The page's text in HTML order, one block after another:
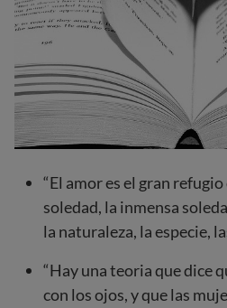
“El amor es el gran
soledad, la inmensa
la naturaleza, la especie,
“Hay una teoria que dice
con los ojos, y que las